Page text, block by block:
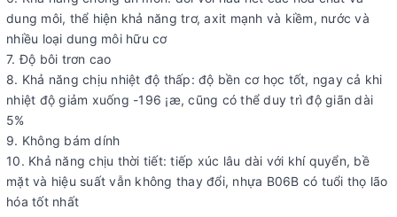
dung môi, thể hiện khả năng trơ, axit mạnh và kiềm, nước và
nhiều loại dung môi hữu cơ
7. Độ bôi trơn cao
8. Khả năng chịu nhiệt độ thấp: độ bền cơ học tốt, ngay cả khi
nhiệt độ giảm xuống -196 ¡æ, cũng có thể duy trì độ giãn dài
5%
9. Không bám dính
10. Khả năng chịu thời tiết: tiếp xúc lâu dài với khí quyển, bề
mặt và hiệu suất vẫn không thay đổi, nhựa B06B có ​​tuổi thọ lão
hóa tốt nhất